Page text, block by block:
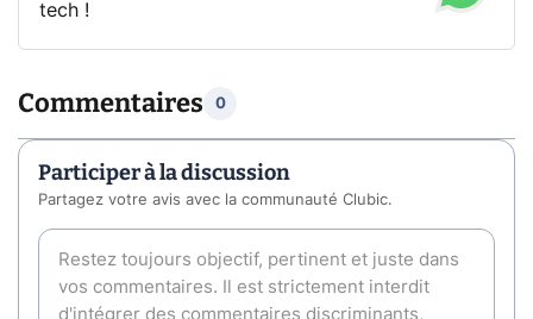
tech !
Commentaires 0
Participer à la discussion
Partagez votre avis avec la communauté Clubic.